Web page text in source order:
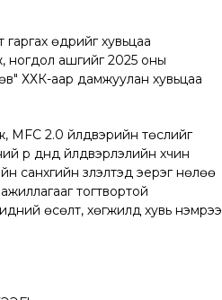
өдрийг хувьцаа
ногдол ашгийг 2025 оны
ХХК-аар дамжуулан хувьцаа
MFC 2.0 үйлдвэрийн төслийг
үр дүнд үйлдвэрлэлийн хүчин
үзүүлэлтэд эерэг нөлөө
ажиллагааг тогтвортой
өсөлт, хөгжилд хувь нэмрээ